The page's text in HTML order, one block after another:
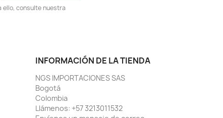
ello, consulte nuestra
INFORMACIÓN DE LA TIENDA
NGS IMPORTACIONES SAS
Bogotá
Colombia
Llámenos: +57 3213011532